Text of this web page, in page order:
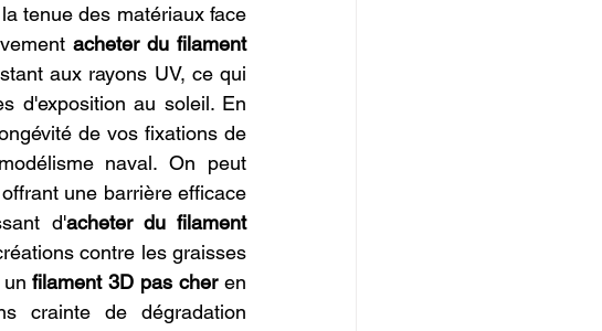
tenue des matériaux face
acheter du filament
aux rayons UV, ce qui
d'exposition au soleil. En
de vos fixations de
naval. On peut
une barrière efficace
d'acheter du filament
contre les graisses
un filament 3D pas cher en
crainte de dégradation